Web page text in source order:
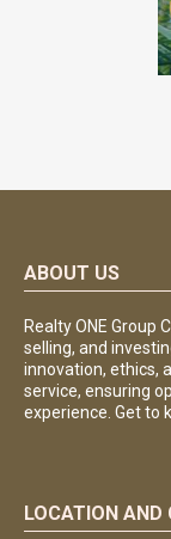
ABOUT US
Realty ONE Group
selling, and
innovation, ethics,
service, ensuring
experience. Get to
LOCATION AND